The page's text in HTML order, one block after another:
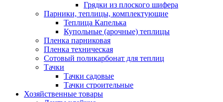
Грядки из плоского шифера
Парники, теплицы, комплектующие
Теплица Капелька
Купольные (арочные) теплицы
Пленка парниковая
Пленка техническая
Сотовый поликарбонат для теплиц
Тачки
Тачки садовые
Тачки строительные
Хозяйственные товары